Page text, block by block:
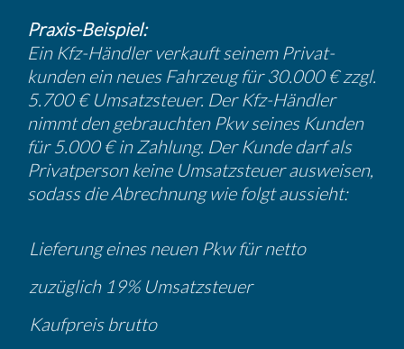
Praxis-Beispiel:
Ein Kfz-Händler verkauft seinem Privat­
kunden ein neues Fahrzeug für 30.000 € zzgl.
5.700 € Umsatz­steuer. Der Kfz-Händler
nimmt den gebrauchten Pkw seines Kunden
für 5.000 € in Zahlung. Der Kunde darf als
Privat­person keine Umsatz­steuer ausweisen,
sodass die Abrech­nung wie folgt aussieht:
Liefe­rung eines neuen Pkw für netto
zuzüg­lich 19% Umsatz­steuer
Kaufpreis brutto